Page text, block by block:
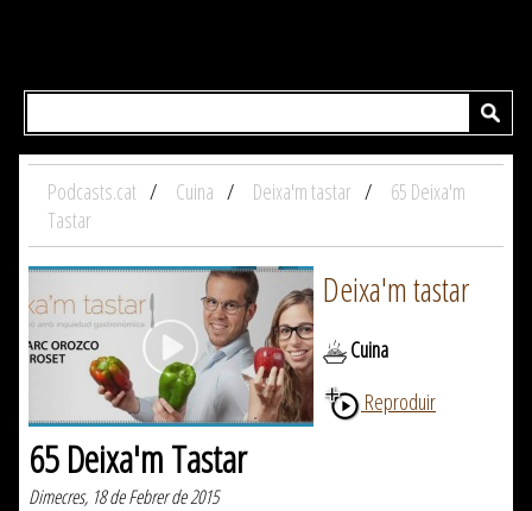
Podcasts.cat Cuina Deixa'm tastar
65 Deixa'm
Tastar
Deixa'm tastar
Cuina
Reproduir
65 Deixa'm Tastar
Dimecres, 18 de Febrer de 2015